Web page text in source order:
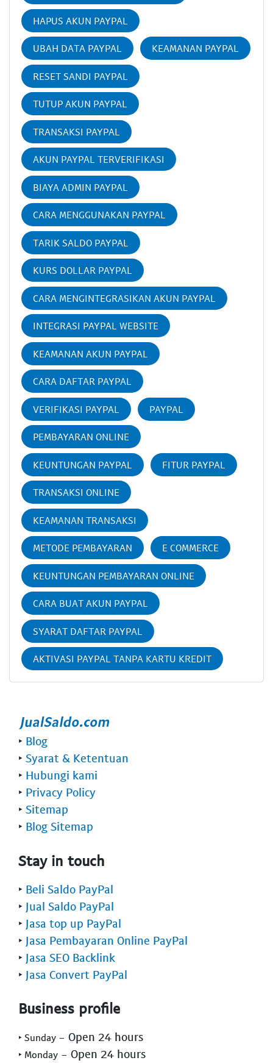
HAPUS AKUN PAYPAL
UBAH DATA PAYPAL KEAMANAN PAYPAL
RESET SANDI PAYPAL
TUTUP AKUN PAYPAL
TRANSAKSI PAYPAL
AKUN PAYPAL TERVERIFIKASI
BIAYA ADMIN PAYPAL
CARA MENGGUNAKAN PAYPAL
TARIK SALDO PAYPAL
KURS DOLLAR PAYPAL
CARA MENGINTEGRASIKAN AKUN PAYPAL
INTEGRASI PAYPAL WEBSITE
KEAMANAN AKUN PAYPAL
CARA DAFTAR PAYPAL
VERIFIKASI PAYPAL PAYPAL
PEMBAYARAN ONLINE
KEUNTUNGAN PAYPAL FITUR PAYPAL
TRANSAKSI ONLINE
KEAMANAN TRANSAKSI
METODE PEMBAYARAN E COMMERCE
KEUNTUNGAN PEMBAYARAN ONLINE
CARA BUAT AKUN PAYPAL
SYARAT DAFTAR PAYPAL
AKTIVASI PAYPAL TANPA KARTU KREDIT
‣ Blog
‣ Syarat & Ketentuan
‣ Hubungi kami
‣ Privacy Policy
‣ Sitemap
‣ Blog Sitemap
Stay in touch
‣ Beli Saldo PayPal
‣ Jual Saldo PayPal
‣ Jasa top up PayPal
‣ Jasa Pembayaran Online PayPal
‣ Jasa SEO Backlink
‣ Jasa Convert PayPal
Business profile
‣ Sunday - Open 24 hours
‣ Monday - Open 24 hours